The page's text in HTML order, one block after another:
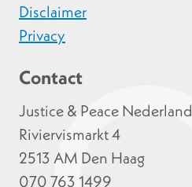
Disclaimer
Privacy
Contact
Justice & Peace Nederland
Riviervismarkt 4
2513 AM Den Haag
070 763 1499